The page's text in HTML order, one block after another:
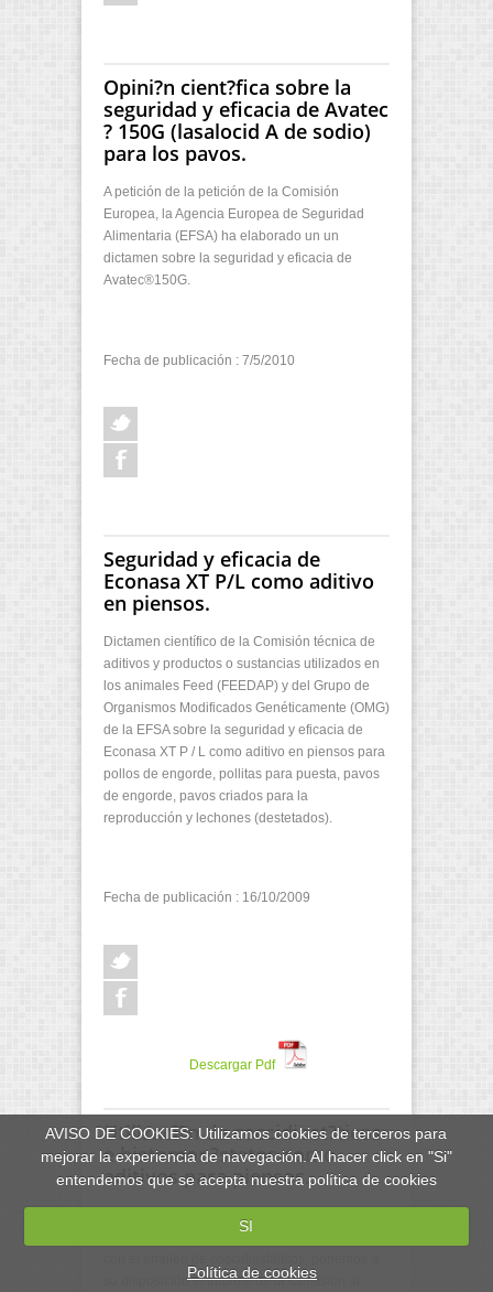
AVISO DE COOKIES: Utilizamos cookies de terceros para
mejorar la experiencia de navegación. Al hacer click en "Si"
entendemos que se acepta nuestra política de cookies
SI
Política de cookies
Opini?n cient?fica sobre la
seguridad y eficacia de Avatec
? 150G (lasalocid A de sodio)
para los pavos.
A petición de la petición de la Comisión
Europea, la Agencia Europea de Seguridad
Alimentaria (EFSA) ha elaborado un un
dictamen sobre la seguridad y eficacia de
Avatec®150G.
Fecha de publicación : 7/5/2010
Seguridad y eficacia de
Econasa XT P/L como aditivo
en piensos.
Dictamen científico de la Comisión técnica de
aditivos y productos o sustancias utilizados en
los animales Feed (FEEDAP) y del Grupo de
Organismos Modificados Genéticamente (OMG)
de la EFSA sobre la seguridad y eficacia de
Econasa XT P / L como aditivo en piensos para
pollos de engorde, pollitas para puesta, pavos
de engorde, pavos criados para la
reproducción y lechones (destetados).
Fecha de publicación : 16/10/2009
Descargar Pdf
Utilizaci?n de coccidiost?ticos
e histomon?statos como
aditivos para piensos.
su disposición el Informe de la Comisión al